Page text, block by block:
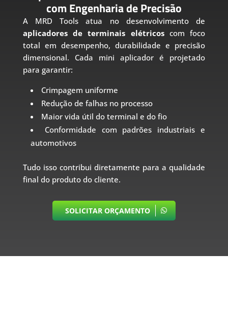
com Engenharia de Precisão
A MRD Tools atua no desenvolvimento de
aplicadores de terminais elétricoscom foco
total em desempenho, durabilidade e precisão
dimensional. Cada mini aplicador é projetado
para garantir:
Crimpagem uniforme
Redução de falhas no processo
Maior vida útil do terminal e do fio
Conformidade com padrões industriais e
automotivos
Tudo isso contribui diretamente para a qualidade
final do produto do cliente.
SOLICITAR ORÇAMENTO